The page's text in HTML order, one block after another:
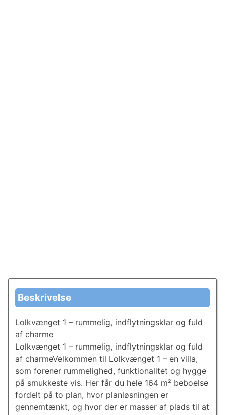
Beskrivelse
Lolkvænget 1 – rummelig, ind­flyt­nings­klar og fuld
af charme
Lolkvænget 1 – rummelig, ind­flyt­nings­klar og fuld
af charmeVelkommen til Lolkvænget 1 – en villa,
som forener rummelighed, funktionalitet og hygge
på smukkeste vis. Her får du hele 164 m² beboelse
fordelt på to plan, hvor planløsningen er
gennemtænkt, og hvor der er masser af plads til at